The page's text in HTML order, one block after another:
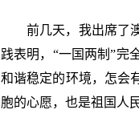
前几天，我出席了
践表明， “一国两制”完
和谐稳定的环境，怎会
胞的心愿，也是祖国人